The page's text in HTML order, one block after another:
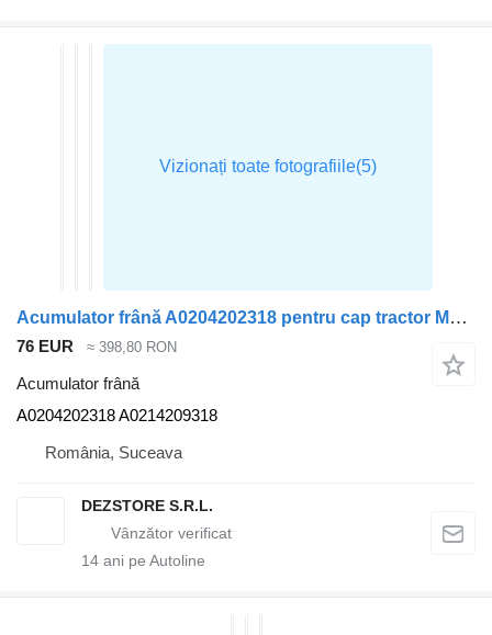
Acumulator frână A0204202318 pentru cap tractor Mercedes-Benz ACTROS MP4
76 EUR ≈ 398,80 RON
Acumulator frână
A0204202318 A0214209318
România, Suceava
DEZSTORE S.R.L.
14 ani pe Autoline